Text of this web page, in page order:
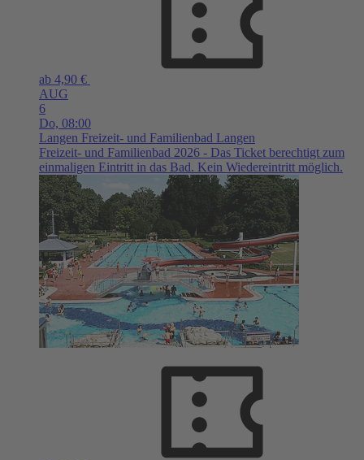
ab 4,90 €
AUG
6
Do, 08:00
Langen Freizeit- und Familienbad Langen
Freizeit- und Familienbad 2026 - Das Ticket berechtigt zum
einmaligen Eintritt in das Bad. Kein Wiedereintritt möglich.